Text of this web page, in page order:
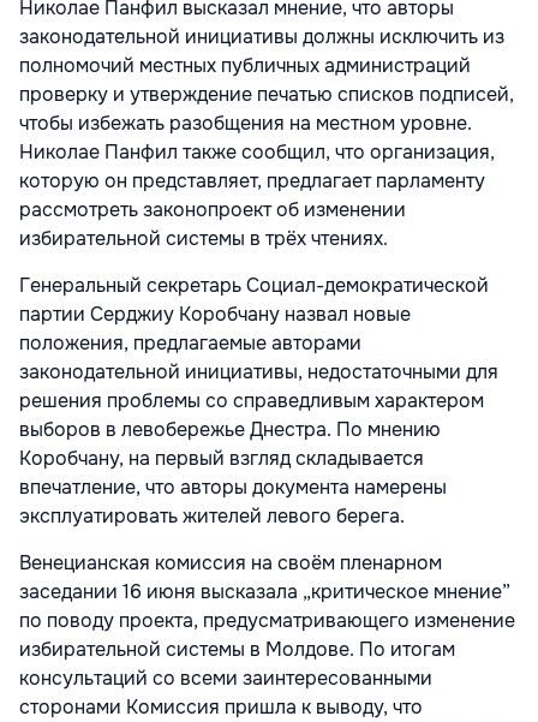
Николае Панфил высказал мнение, что авторы
законодательной инициативы должны исключить из
полномочий местных публичных администраций
проверку и утверждение печатью списков подписей,
чтобы избежать разобщения на местном уровне.
Николае Панфил также сообщил, что организация,
которую он представляет, предлагает парламенту
рассмотреть законопроект об изменении
избирательной системы в трёх чтениях.
Генеральный секретарь Социал-демократической
партии Серджиу Коробчану назвал новые
положения, предлагаемые авторами
законодательной инициативы, недостаточными для
решения проблемы со справедливым характером
выборов в левобережье Днестра. По мнению
Коробчану, на первый взгляд складывается
впечатление, что авторы документа намерены
эксплуатировать жителей левого берега.
Венецианская комиссия на своём пленарном
заседании 16 июня высказала „критическое мнение”
по поводу проекта, предусматривающего изменение
избирательной системы в Молдове. По итогам
консультаций со всеми заинтересованными
сторонами Комиссия пришла к выводу, что